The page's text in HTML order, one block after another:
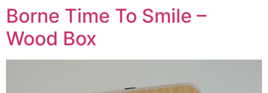
Borne Time To Smile –
Wood Box